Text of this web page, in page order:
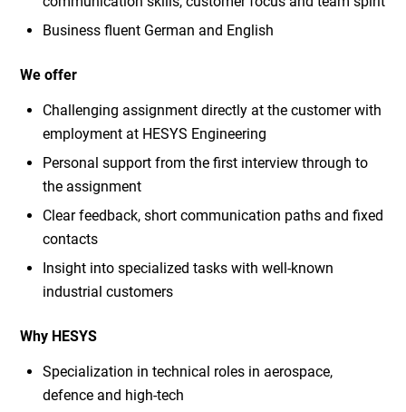
Business fluent German and English
We offer
Challenging assignment directly at the customer with
employment at HESYS Engineering
Personal support from the first interview through to
the assignment
Clear feedback, short communication paths and fixed
contacts
Insight into specialized tasks with well-known
industrial customers
Why HESYS
Specialization in technical roles in aerospace,
defence and high-tech